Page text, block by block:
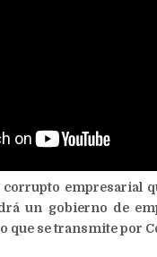
empresarial
un gobierno de
que se transmite por